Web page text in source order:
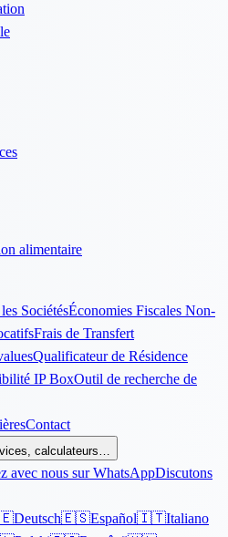
alimentaire
SociétésÉconomies Fiscales Non-
Frais de Transfert
Qualificateur de Résidence
IP BoxOutil de recherche de
Contact
calculateurs…
avec nous sur WhatsAppDiscutons
Deutsch🇪🇸Español🇮🇹Italiano